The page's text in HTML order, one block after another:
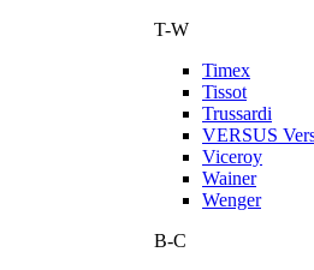
T-W
Timex
Tissot
Trussardi
VERSUS
Viceroy
Wainer
Wenger
В-С